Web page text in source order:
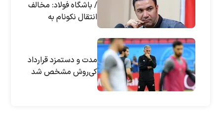
/ باشگاه فولاد: مخالف
انتقال نکونام به
مدت و دستمزد قرارداد
کی‌روش مشخص شد